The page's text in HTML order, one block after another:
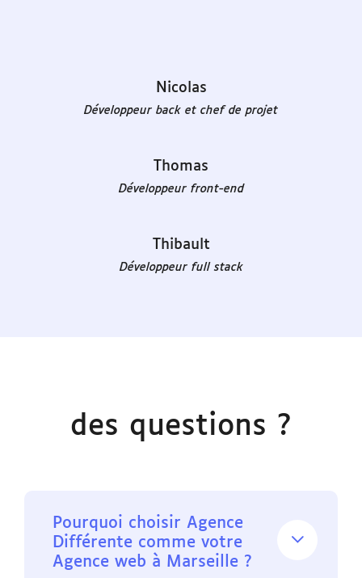
Nicolas
Développeur back et chef de projet
Thomas
Développeur front-end
Thibault
Développeur full stack
des questions ?
Pourquoi choisir Agence
Différente comme votre
Agence web à Marseille ?